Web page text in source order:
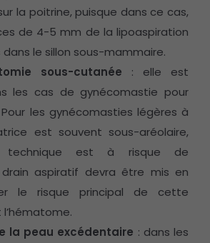
la poitrine, puisque dans ce cas,
de 4-5 mm de la lipoaspiration
le sillon sous-mammaire.
sous-cutanée : elle est
les cas de gynécomastie pour
les gynécomasties légères à
est souvent sous-aréolaire,
technique est à risque de
aspiratif devra être mis en
le risque principal de cette
la peau excédentaire : dans les